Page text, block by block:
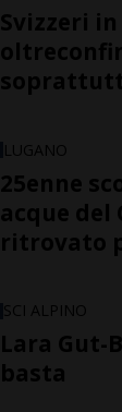
Svizzeri
LUGANO
25enne
acque del
ritrovato
SCI ALPINO
Lara Gut-
basta